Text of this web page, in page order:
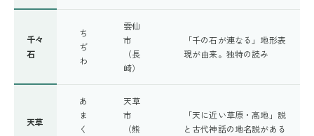
千々
石
ち
ぢ
わ
雲仙
市
（長
崎）
「千の石が連なる」地形表
現が由来。独特の読み
天草
あ
ま
く
天草
市
（熊
「天に近い草原・高地」説
と古代神話の地名説がある